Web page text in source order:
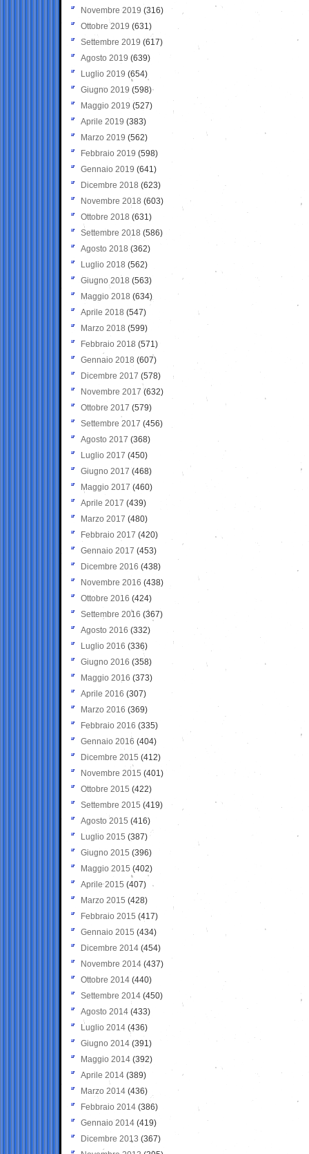
Novembre 2019 (316)
Ottobre 2019 (631)
Settembre 2019 (617)
Agosto 2019 (639)
Luglio 2019 (654)
Giugno 2019 (598)
Maggio 2019 (527)
Aprile 2019 (383)
Marzo 2019 (562)
Febbraio 2019 (598)
Gennaio 2019 (641)
Dicembre 2018 (623)
Novembre 2018 (603)
Ottobre 2018 (631)
Settembre 2018 (586)
Agosto 2018 (362)
Luglio 2018 (562)
Giugno 2018 (563)
Maggio 2018 (634)
Aprile 2018 (547)
Marzo 2018 (599)
Febbraio 2018 (571)
Gennaio 2018 (607)
Dicembre 2017 (578)
Novembre 2017 (632)
Ottobre 2017 (579)
Settembre 2017 (456)
Agosto 2017 (368)
Luglio 2017 (450)
Giugno 2017 (468)
Maggio 2017 (460)
Aprile 2017 (439)
Marzo 2017 (480)
Febbraio 2017 (420)
Gennaio 2017 (453)
Dicembre 2016 (438)
Novembre 2016 (438)
Ottobre 2016 (424)
Settembre 2016 (367)
Agosto 2016 (332)
Luglio 2016 (336)
Giugno 2016 (358)
Maggio 2016 (373)
Aprile 2016 (307)
Marzo 2016 (369)
Febbraio 2016 (335)
Gennaio 2016 (404)
Dicembre 2015 (412)
Novembre 2015 (401)
Ottobre 2015 (422)
Settembre 2015 (419)
Agosto 2015 (416)
Luglio 2015 (387)
Giugno 2015 (396)
Maggio 2015 (402)
Aprile 2015 (407)
Marzo 2015 (428)
Febbraio 2015 (417)
Gennaio 2015 (434)
Dicembre 2014 (454)
Novembre 2014 (437)
Ottobre 2014 (440)
Settembre 2014 (450)
Agosto 2014 (433)
Luglio 2014 (436)
Giugno 2014 (391)
Maggio 2014 (392)
Aprile 2014 (389)
Marzo 2014 (436)
Febbraio 2014 (386)
Gennaio 2014 (419)
Dicembre 2013 (367)